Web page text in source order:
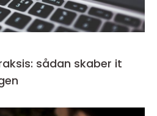
sådan skaber it